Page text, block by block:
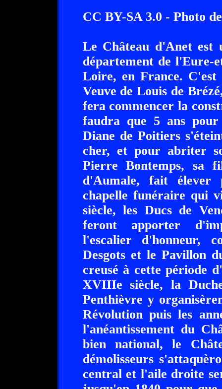
CC BY-SA 3.0 - Photo
Le Château d'Anet est
département de l'Eure-
Loire, en France. C'est
Veuve de Louis de
fera commencer la
faudra que 5 ans
Diane de Poitiers
cher, et pour abriter
Pierre Bontemps, sa
d'Aumale, fait élever
chapelle funéraire qui
siècle, les Ducs de
feront apporter
l'escalier d'honneur,
Desgots et le Pavillon
creusé à cette période
XVIIIe siècle, la
Penthièvre y
Révolution puis les
l'anéantissement du
bien national, le
démolisseurs
central et l'aile droite